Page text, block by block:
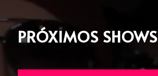
PRÓXIMOS SHOWS